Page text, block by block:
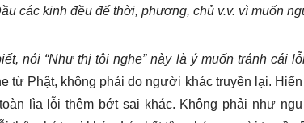
các kinh đều để thời, phương, chủ v.v. vì muốn
nói “Như thị tôi nghe” này là ý muốn tránh cái
từ Phật, không phải do người khác truyền lại.
lìa lỗi thêm bớt sai khác. Không phải như